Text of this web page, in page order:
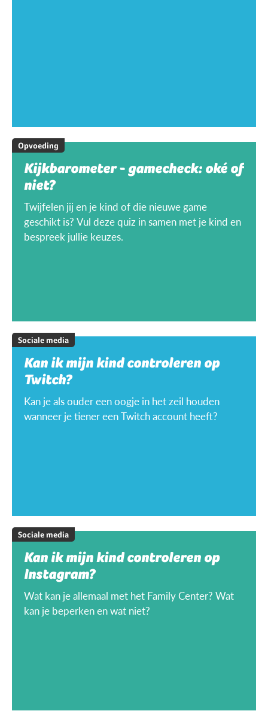
Opvoeding
Kijkbarometer - gamecheck: oké of
niet?
Twijfelen jij en je kind of die nieuwe game
geschikt is? Vul deze quiz in samen met je kind en
bespreek jullie keuzes.
Sociale media
Kan ik mijn kind controleren op
Twitch?
Kan je als ouder een oogje in het zeil houden
wanneer je tiener een Twitch account heeft?
Sociale media
Kan ik mijn kind controleren op
Instagram?
Wat kan je allemaal met het Family Center? Wat
kan je beperken en wat niet?